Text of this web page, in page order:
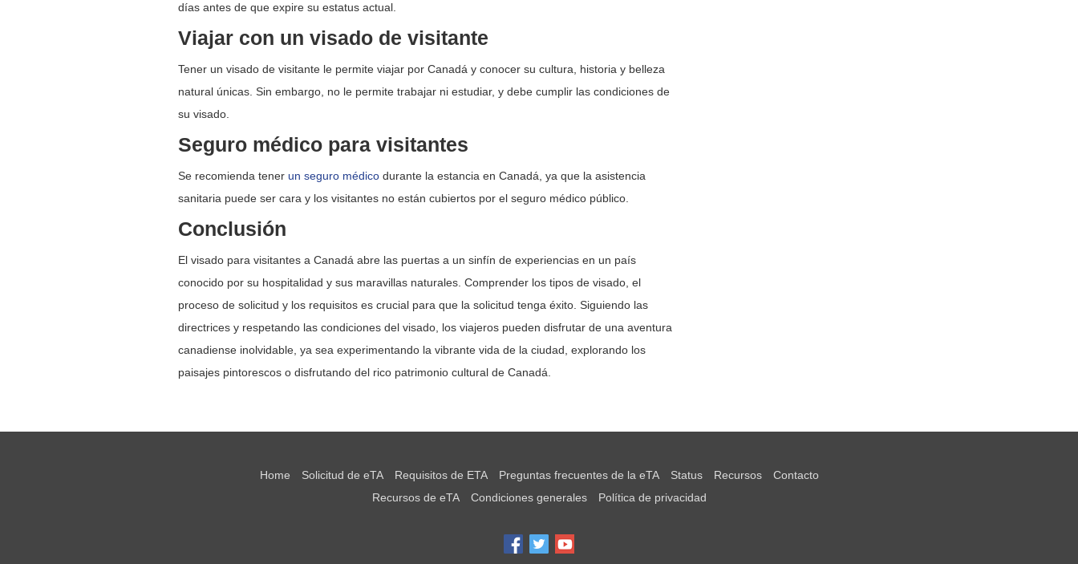
días antes de que expire su estatus actual.
Viajar con un visado de visitante
Tener un visado de visitante le permite viajar por Canadá y conocer su cultura, historia y belleza
natural únicas. Sin embargo, no le permite trabajar ni estudiar, y debe cumplir las condiciones de
su visado.
Seguro médico para visitantes
Se recomienda tener un seguro médico durante la estancia en Canadá, ya que la asistencia
sanitaria puede ser cara y los visitantes no están cubiertos por el seguro médico público.
Conclusión
El visado para visitantes a Canadá abre las puertas a un sinfín de experiencias en un país
conocido por su hospitalidad y sus maravillas naturales. Comprender los tipos de visado, el
proceso de solicitud y los requisitos es crucial para que la solicitud tenga éxito. Siguiendo las
directrices y respetando las condiciones del visado, los viajeros pueden disfrutar de una aventura
canadiense inolvidable, ya sea experimentando la vibrante vida de la ciudad, explorando los
paisajes pintorescos o disfrutando del rico patrimonio cultural de Canadá.
Home Solicitud de eTA Requisitos de ETA Preguntas frecuentes de la eTA Status Recursos
Contacto
Recursos de eTA
Condiciones generales Política de privacidad